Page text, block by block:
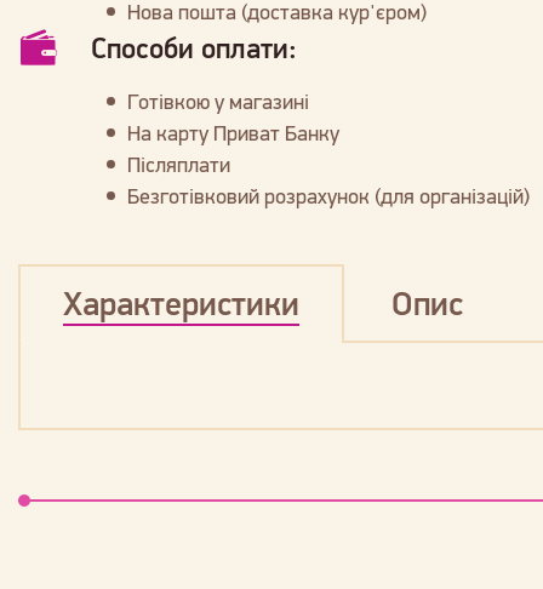
Нова пошта (доставка кур'єром)
Способи оплати:
Готівкою у магазині
На карту Приват Банку
Післяплати
Безготівковий розрахунок (для організацій)
Характеристики Опис